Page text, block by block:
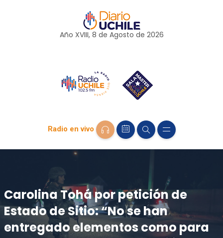
Año XVIII, 8 de Agosto de 2026
Radio en vivo
Carolina Tohá por petición de
Estado de Sitio: “No se han
entregado elementos como para